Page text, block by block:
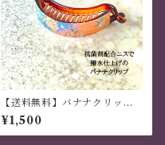
【送料無料】バナナクリップ
アーチ型 桜と鶴 虹色 グラ
デーション 現代千代紙・和
紙
¥1,500